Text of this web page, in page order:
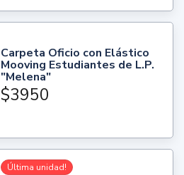
Carpeta Oficio con Elástico
Mooving Estudiantes de L.P.
"Melena"
$3950
Última unidad!